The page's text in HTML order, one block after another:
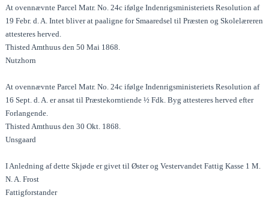
At ovennævnte Parcel Matr. No. 24c ifølge Indenrigsministeriets Resolution af
19 Febr. d. A. Intet bliver at paaligne for Smaaredsel til Præsten og Skolelæreren
attesteres herved.
Thisted Amthuus den 50 Mai 1868.
Nutzhorn
At ovennævnte Parcel Matr. No. 24c ifølge Indenrigsministeriets Resolution af
16 Sept. d. A. er ansat til Præstekorntiende ½ Fdk. Byg attesteres herved efter
Forlangende.
Thisted Amthuus den 30 Okt. 1868.
Unsgaard
I Anledning af dette Skjøde er givet til Øster og Vestervandet Fattig Kasse 1 M.
N. A. Frost
Fattigforstander